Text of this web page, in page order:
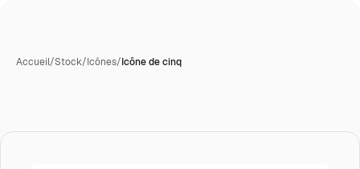
Accueil/Stock/Icônes/Icône de cinq